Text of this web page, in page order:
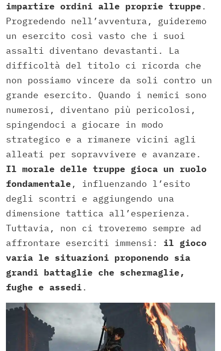
impartire ordini alle proprie truppe .
Progredendo nell’avventura, guideremo
un esercito così vasto che i suoi
assalti diventano devastanti. La
difficoltà del titolo ci ricorda che
non possiamo vincere da soli contro un
grande esercito. Quando i nemici sono
numerosi, diventano più pericolosi,
spingendoci a giocare in modo
strategico e a rimanere vicini agli
alleati per sopravvivere e avanzare.
Il morale delle truppe gioca un ruolo
fondamentale , influenzando l’esito
degli scontri e aggiungendo una
dimensione tattica all’esperienza.
Tuttavia, non ci troveremo sempre ad
affrontare eserciti immensi: il gioco
varia le situazioni proponendo sia
grandi battaglie che schermaglie,
fughe e assedi .